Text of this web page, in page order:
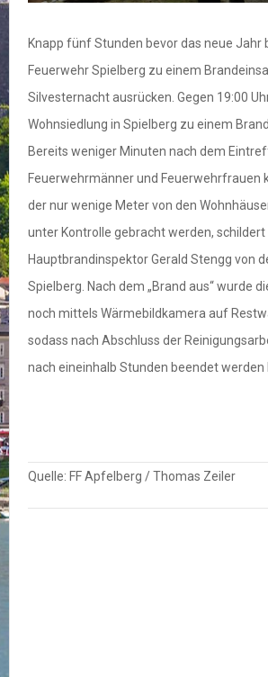
Knapp fünf Stunden bevor das neue Jahr
Feuerwehr Spielberg zu einem
Silvesternacht ausrücken. Gegen 19:00
Wohnsiedlung in Spielberg zu einem
Bereits weniger Minuten nach dem
Feuerwehrmänner und Feuerwehrfrauen
der nur wenige Meter von den
unter Kontrolle gebracht werden,
Hauptbrandinspektor Gerald Stengg von
Spielberg. Nach dem „Brand aus“ wurde
noch mittels Wärmebildkamera auf
sodass nach Abschluss der
nach eineinhalb Stunden beendet werden
Quelle: FF Apfelberg / Thomas Zeiler